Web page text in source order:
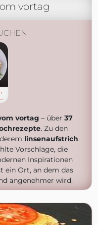
vortag
vortag – über 37
. Zu den
linsenaufstrich.
Vorschläge, die
Inspirationen
ein Ort, an dem das
angenehmer wird.